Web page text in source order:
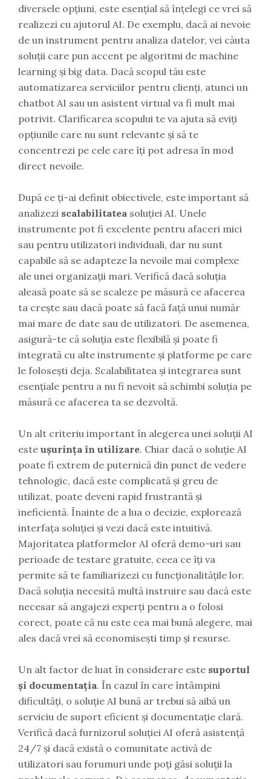
diversele opțiuni, este esențial să înțelegi ce vrei să
realizezi cu ajutorul AI. De exemplu, dacă ai nevoie
de un instrument pentru analiza datelor, vei căuta
soluții care pun accent pe algoritmi de machine
learning și big data. Dacă scopul tău este
automatizarea serviciilor pentru clienți, atunci un
chatbot AI sau un asistent virtual va fi mult mai
potrivit. Clarificarea scopului te va ajuta să eviți
opțiunile care nu sunt relevante și să te
concentrezi pe cele care îți pot adresa în mod
direct nevoile.
După ce ți-ai definit obiectivele, este important să
analizezi scalabilitatea soluției AI. Unele
instrumente pot fi excelente pentru afaceri mici
sau pentru utilizatori individuali, dar nu sunt
capabile să se adapteze la nevoile mai complexe
ale unei organizații mari. Verifică dacă soluția
aleasă poate să se scaleze pe măsură ce afacerea
ta crește sau dacă poate să facă față unui număr
mai mare de date sau de utilizatori. De asemenea,
asigură-te că soluția este flexibilă și poate fi
integrată cu alte instrumente și platforme pe care
le folosești deja. Scalabilitatea și integrarea sunt
esențiale pentru a nu fi nevoit să schimbi soluția pe
măsură ce afacerea ta se dezvoltă.
Un alt criteriu important în alegerea unei soluții AI
este ușurința în utilizare. Chiar dacă o soluție AI
poate fi extrem de puternică din punct de vedere
tehnologic, dacă este complicată și greu de
utilizat, poate deveni rapid frustrantă și
ineficientă. Înainte de a lua o decizie, explorează
interfața soluției și vezi dacă este intuitivă.
Majoritatea platformelor AI oferă demo-uri sau
perioade de testare gratuite, ceea ce îți va
permite să te familiarizezi cu funcționalitățile lor.
Dacă soluția necesită multă instruire sau dacă este
necesar să angajezi experți pentru a o folosi
corect, poate că nu este cea mai bună alegere, mai
ales dacă vrei să economisești timp și resurse.
Un alt factor de luat în considerare este suportul
și documentația. În cazul în care întâmpini
dificultăți, o soluție AI bună ar trebui să aibă un
serviciu de suport eficient și documentație clară.
Verifică dacă furnizorul soluției AI oferă asistență
24/7 și dacă există o comunitate activă de
utilizatori sau forumuri unde poți găsi soluții la